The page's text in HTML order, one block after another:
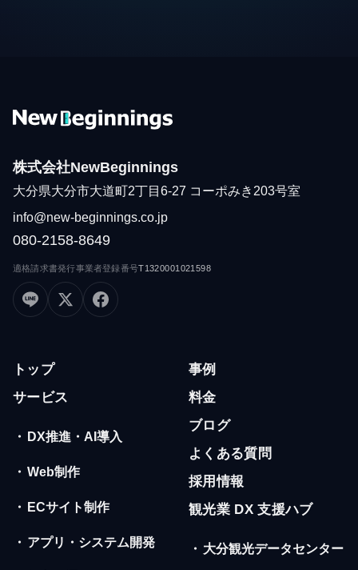
株式会社NewBeginnings
大分県大分市大道町2丁目6-27 コーポみき203号室
info@new-beginnings.co.jp
080-2158-8649
適格請求書発行事業者登録番号T1320001021598
トップ
サービス
・ DX推進・AI導入
・ Web制作
・ ECサイト制作
・ アプリ・システム開発
事例
料金
ブログ
よくある質問
採用情報
観光業 DX 支援ハブ
・ 大分観光データセンター